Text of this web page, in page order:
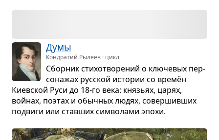
Думы
Кондратий Рылеев · цикл
Сбор­ник сти­хо­тво­ре­ний о клю­че­вых пер­
со­на­жах рус­ской исто­рии со времён
Киев­ской Руси до 18-го века: кня­зьях, царях,
войнах, поэтах и обыч­ных людях, совер­шив­ших
подвиги или став­ших сим­во­лами эпохи.